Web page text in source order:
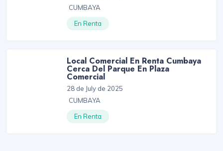
CUMBAYA
En Renta
Local Comercial En Renta Cumbaya
Cerca Del Parque En Plaza
Comercial
28 de July de 2025
CUMBAYA
En Renta